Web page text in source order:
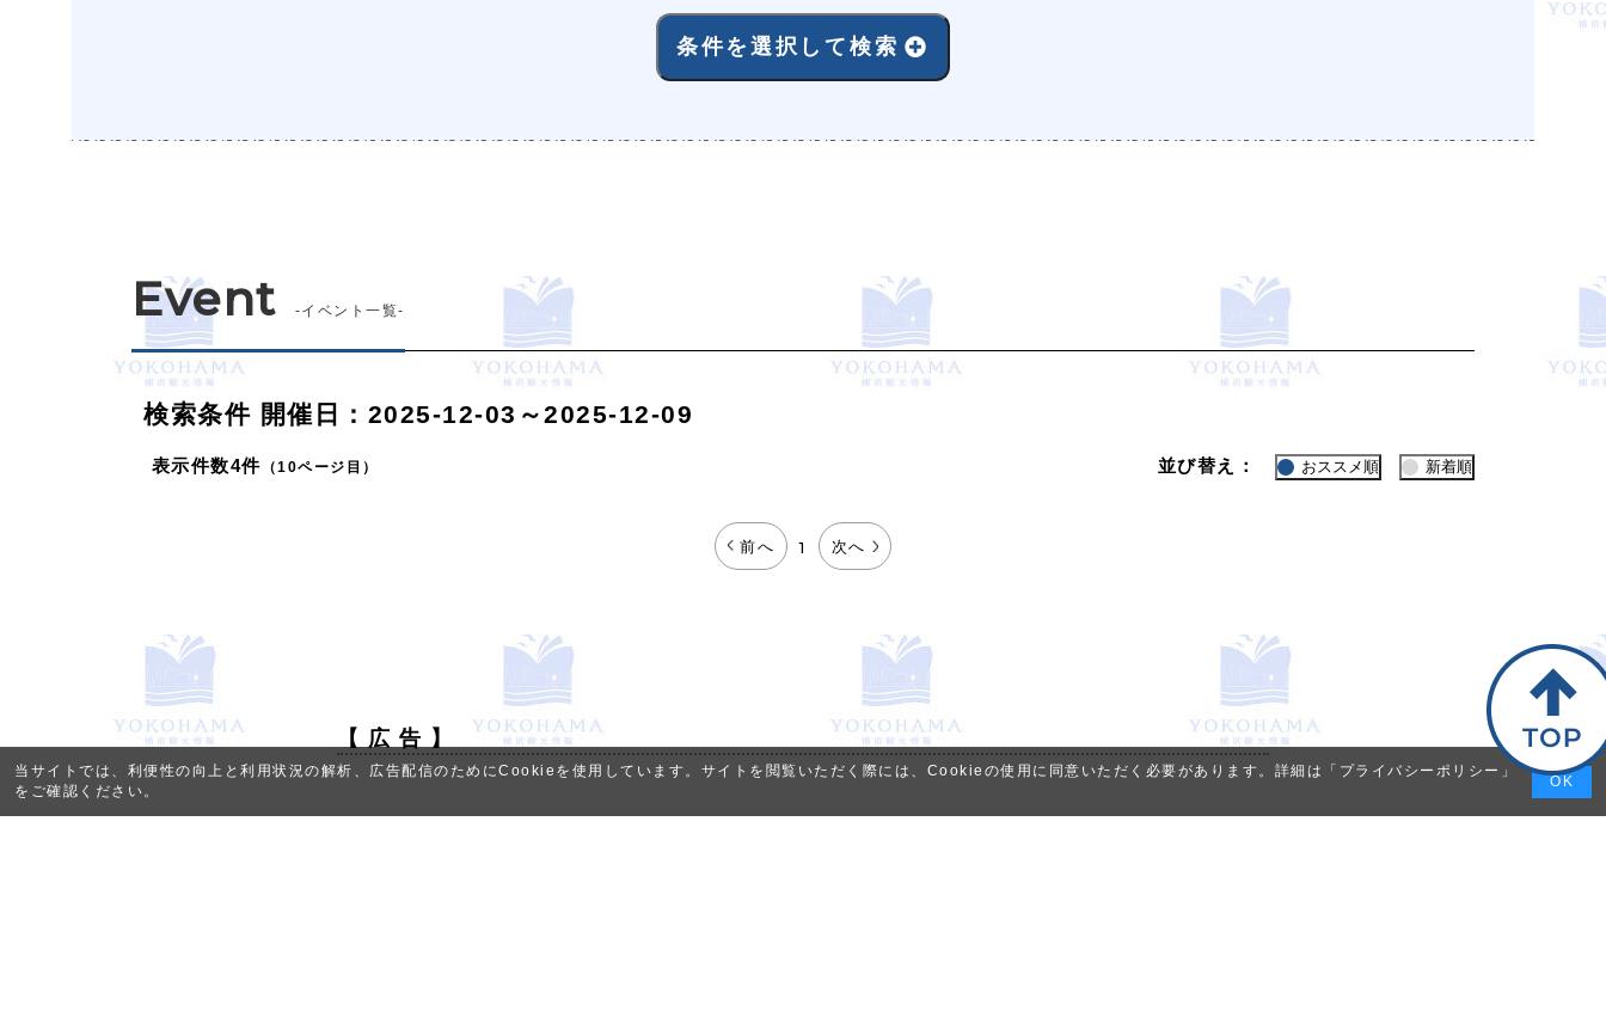
当サイトでは、利便性の向上と利用状況の解析、広告配信のためにCookieを使用しています。サイトを閲覧いただく際には、Cookieの使用に同意いただく必要があります。詳細は「 プライバシーポリシー 」
をご確認ください。
OK
条件を選択して検索
Event -イベント一覧-
検索条件 開催日：2025-12-03～2025-12-09
表示件数4件 （10ページ目） 並び替え： おススメ順 新着順
前へ 1 次へ
【 広 告 】